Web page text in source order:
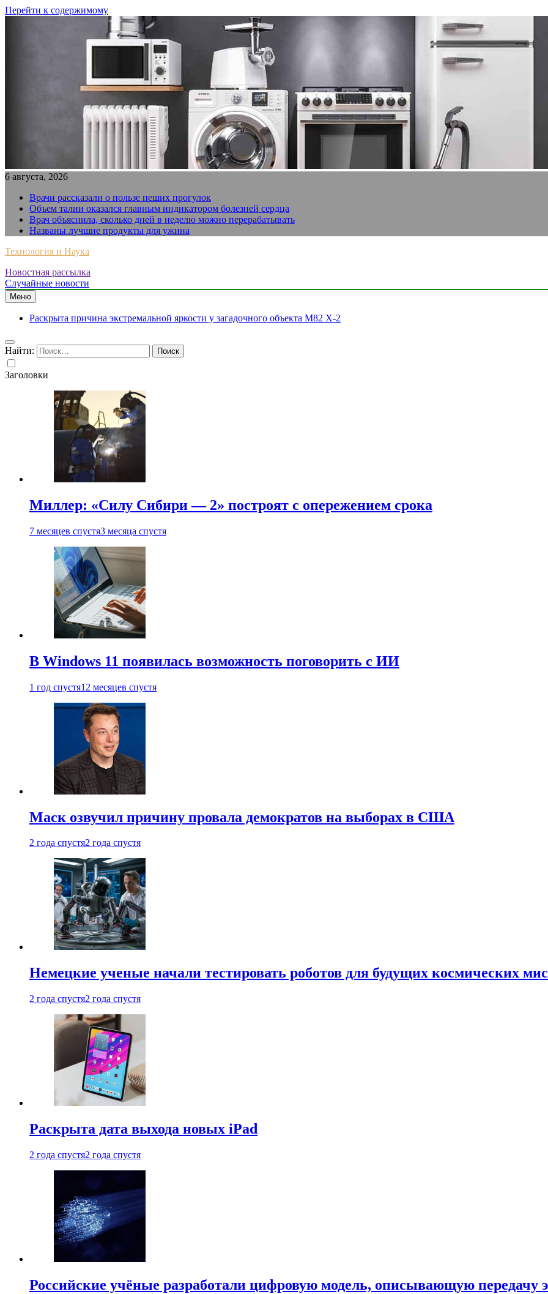
Перейти к содержимому
6 августа, 2026
Врачи рассказали о пользе пеших прогулок
Объем талии оказался главным индикатором болезней сердца
Врач объяснила, сколько дней в неделю можно перерабатывать
Названы лучшие продукты для ужина
Технология и Наука
Новостная рассылка
Случайные новости
Меню
Раскрыта причина экстремальной яркости у загадочного объекта M82 X-2
Найти:
Заголовки
Миллер: «Силу Сибири — 2» построят с опережением срока
7 месяцев спустя3 месяца спустя
В Windows 11 появилась возможность поговорить с ИИ
1 год спустя12 месяцев спустя
Маск озвучил причину провала демократов на выборах в США
2 года спустя2 года спустя
Немецкие ученые начали тестировать роботов для будущих космических
2 года спустя2 года спустя
Раскрыта дата выхода новых iPad
2 года спустя2 года спустя
Российские учёные разработали цифровую модель, описывающую передачу